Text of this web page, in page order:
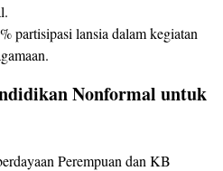
partisipasi lansia dalam kegiatan
Nonformal untuk
Perempuan dan KB